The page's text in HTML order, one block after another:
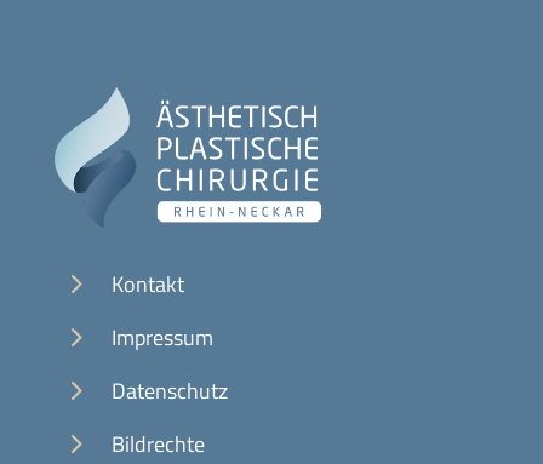
5 Kontakt
5 Impressum
5 Datenschutz
5 Bildrechte